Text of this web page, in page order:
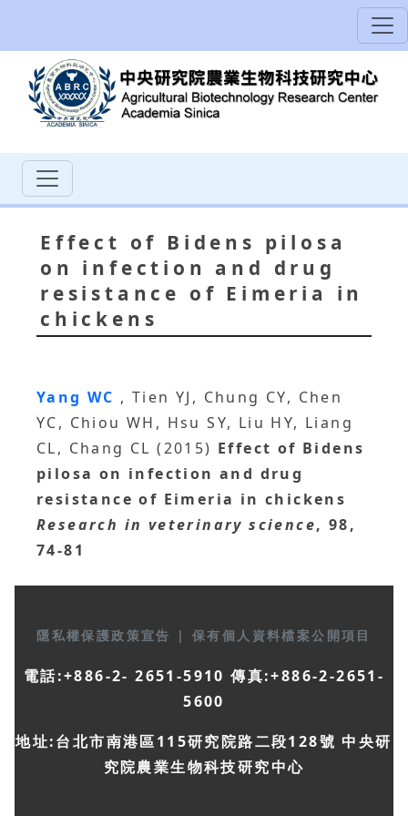
Effect of Bidens pilosa
on infection and drug
resistance of Eimeria in
chickens
Yang WC , Tien YJ, Chung CY, Chen
YC, Chiou WH, Hsu SY, Liu HY, Liang
CL, Chang CL (2015) Effect of Bidens
pilosa on infection and drug
resistance of Eimeria in chickens
Research in veterinary science, 98,
74-81
隱私權保護政策宣告 | 保有個人資料檔案公開項目
電話:+886-2- 2651-5910 傳真:+886-2-2651-
5600
地址:台北市南港區115研究院路二段128號 中央研
究院農業生物科技研究中心